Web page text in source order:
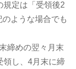
規定は「受領後2
ような場合でも
締めの翌々月末
領し、4月末に締